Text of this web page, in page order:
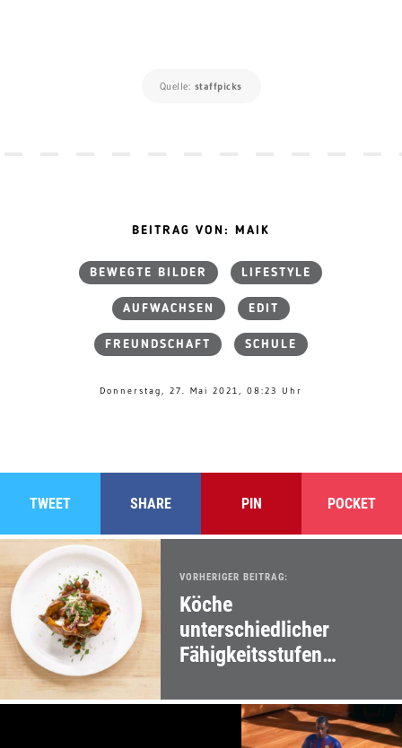
Quelle: staffpicks
BEITRAG VON: MAIK
BEWEGTE BILDER LIFESTYLE
AUFWACHSEN EDIT
FREUNDSCHAFT SCHULE
Donnerstag, 27. Mai 2021, 08:23 Uhr
TWEET SHARE PIN POCKET
VORHERIGER BEITRAG:
Köche
unterschiedlicher
Fähigkeitsstufen